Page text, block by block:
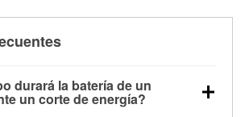
durará la batería de un
un corte de energía?